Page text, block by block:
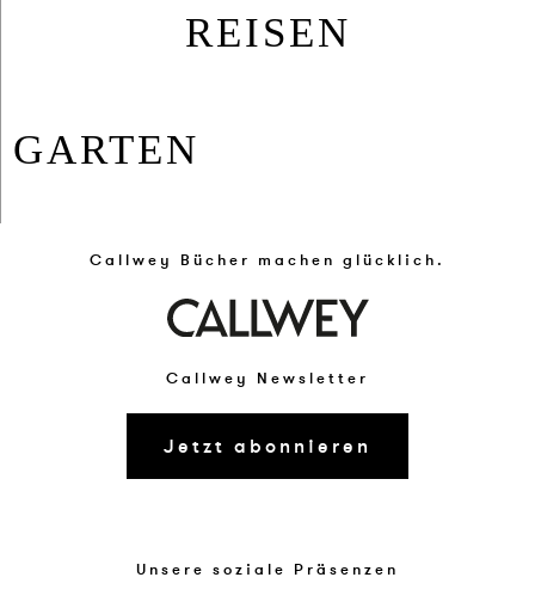
REISEN
GAR­TEN
Callwey Bücher machen glücklich.
Callwey Newsletter
Jetzt abonnieren
Unsere soziale Präsenzen